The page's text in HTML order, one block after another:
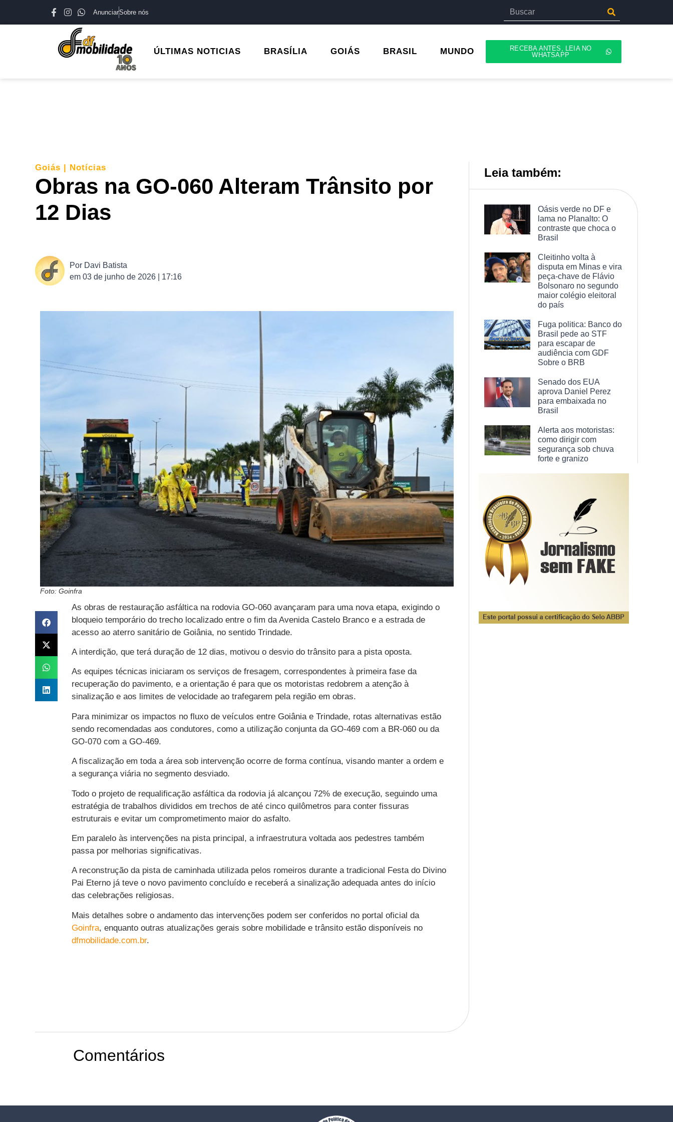
AnunciarSobre nós
ÚLTIMAS NOTICIAS BRASÍLIA GOIÁS BRASIL MUNDO
RECEBA ANTES, LEIA NO
WHATSAPP
Goiás | Notícias
Obras na GO-060 Alteram Trânsito por
12 Dias
Por Davi Batista
em 03 de junho de 2026 | 17:16
Foto: Goinfra
As obras de restauração asfáltica na rodovia GO-060 avançaram para uma nova etapa, exigindo o
bloqueio temporário do trecho localizado entre o fim da Avenida Castelo Branco e a estrada de
acesso ao aterro sanitário de Goiânia, no sentido Trindade.
A interdição, que terá duração de 12 dias, motivou o desvio do trânsito para a pista oposta.
As equipes técnicas iniciaram os serviços de fresagem, correspondentes à primeira fase da
recuperação do pavimento, e a orientação é para que os motoristas redobrem a atenção à
sinalização e aos limites de velocidade ao trafegarem pela região em obras.
Para minimizar os impactos no fluxo de veículos entre Goiânia e Trindade, rotas alternativas estão
sendo recomendadas aos condutores, como a utilização conjunta da GO-469 com a BR-060 ou da
GO-070 com a GO-469.
A fiscalização em toda a área sob intervenção ocorre de forma contínua, visando manter a ordem e
a segurança viária no segmento desviado.
Todo o projeto de requalificação asfáltica da rodovia já alcançou 72% de execução, seguindo uma
estratégia de trabalhos divididos em trechos de até cinco quilômetros para conter fissuras
estruturais e evitar um comprometimento maior do asfalto.
Em paralelo às intervenções na pista principal, a infraestrutura voltada aos pedestres também
passa por melhorias significativas.
A reconstrução da pista de caminhada utilizada pelos romeiros durante a tradicional Festa do Divino
Pai Eterno já teve o novo pavimento concluído e receberá a sinalização adequada antes do início
das celebrações religiosas.
Mais detalhes sobre o andamento das intervenções podem ser conferidos no portal oficial da
Goinfra, enquanto outras atualizações gerais sobre mobilidade e trânsito estão disponíveis no
dfmobilidade.com.br.
Leia também:
Oásis verde no DF e
lama no Planalto: O
contraste que choca o
Brasil
Cleitinho volta à
disputa em Minas e vira
peça-chave de Flávio
Bolsonaro no segundo
maior colégio eleitoral
do país
Fuga politica: Banco do
Brasil pede ao STF
para escapar de
audiência com GDF
Sobre o BRB
Senado dos EUA
aprova Daniel Perez
para embaixada no
Brasil
Alerta aos motoristas:
como dirigir com
segurança sob chuva
forte e granizo
Comentários